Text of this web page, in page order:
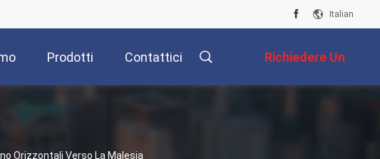
Italian
Prodotti Contattici Richiedere Un
Preventivo
Orizzontali Verso La Malesia